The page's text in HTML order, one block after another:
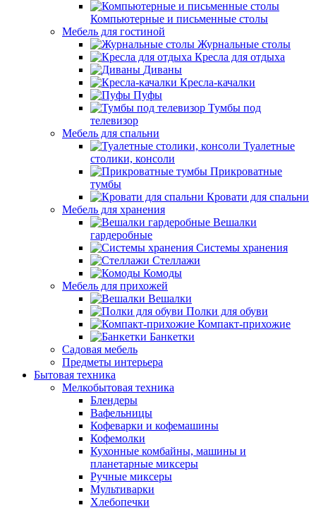
Компьютерные и письменные столы
Мебель для гостиной
Журнальные столы
Кресла для отдыха
Диваны
Кресла-качалки
Пуфы
Тумбы под
телевизор
Мебель для спальни
Туалетные
столики, консоли
Прикроватные
тумбы
Кровати для спальни
Мебель для хранения
Вешалки
гардеробные
Системы хранения
Стеллажи
Комоды
Мебель для прихожей
Вешалки
Полки для обуви
Компакт-прихожие
Банкетки
Садовая мебель
Предметы интерьера
Бытовая техника
Мелкобытовая техника
Блендеры
Вафельницы
Кофеварки и кофемашины
Кофемолки
Кухонные комбайны, машины и
планетарные миксеры
Ручные миксеры
Мультиварки
Хлебопечки